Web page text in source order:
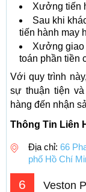
Xưởng tiến
Sau khi
tiến hành may
Xưởng giao
toán phần tiền
Với quy trình
sự thuận tiện
hàng đến nhận
Thông Tin Liên
Địa chỉ: 66
phố Hồ Chí
6 Veston